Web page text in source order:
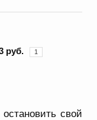
руб.
свой